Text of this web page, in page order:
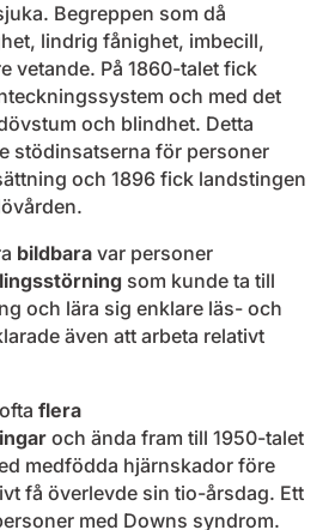
Begreppen som då
lindrig fånighet, imbecill,
vetande. På 1860-talet fick
och med det
och blindhet. Detta
stödinsatserna för personer
och 1896 fick landstingen
bildbara var personer
som kunde ta till
och lära sig enklare läs- och
även att arbeta relativt
flera
och ända fram till 1950-talet
medfödda hjärnskador före
få överlevde sin tio-årsdag. Ett
med Downs syndrom.